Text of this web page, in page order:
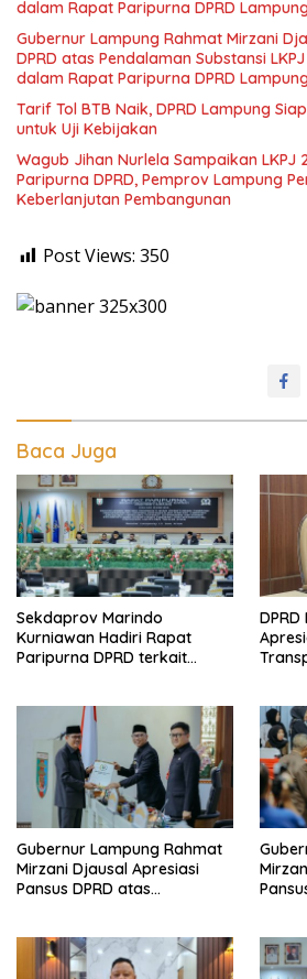
dalam Rapat Paripurna DPRD Lampung
Gubernur Lampung Rahmat Mirzani
DPRD atas Pendalaman Substansi
dalam Rapat Paripurna DPRD Lampung
Tarif Tol BTB Naik, DPRD Lampung
untuk Uji Kebijakan
Wagub Jihan Nurlela Sampaikan LKPJ
Paripurna DPRD, Pemprov Lampung
Keberlanjutan Pembangunan
Post Views: 350
Baca Juga
Sekdaprov Marindo
Kurniawan Hadiri Rapat
Paripurna DPRD terkait
Daerah Provinsi Lampung
Tahun 2026
yang
Gubernur Lampung Rahmat
Mirzani Djausal Apresiasi
Pansus DPRD atas
Rapat Paripurna DPRD
Lampung